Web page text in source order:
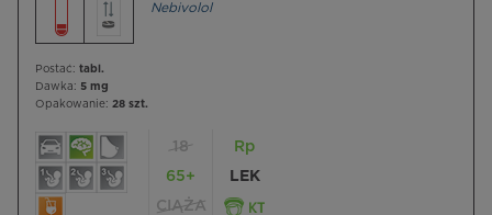
Nebivolol
Postać: tabl.
Dawka: 5 mg
Opakowanie: 28 szt.
18
65+
CIĄŻA
Rp
LEK